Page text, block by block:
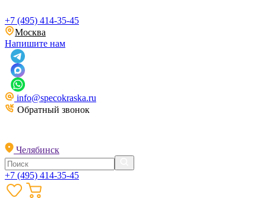
+7 (495) 414-35-45
Москва
Напишите нам
info@specokraska.ru
Обратный звонок
Челябинск
+7 (495) 414-35-45